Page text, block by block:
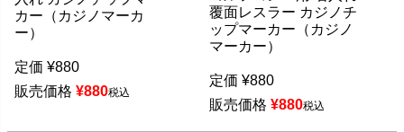
カー（カジノマーカ
ー）
定価 ¥880
販売価格 ¥880税込
覆面レスラー カジノチ
ップマーカー（カジノ
マーカー）
定価 ¥880
販売価格 ¥880税込